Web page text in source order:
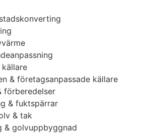
& företagsanpassade källare
förberedelser
& fuktspärrar
& tak
& golvuppbyggnad